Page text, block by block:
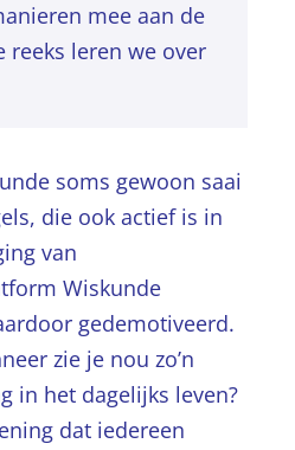
mee aan de
reeks leren we over
soms gewoon saai
die ook actief is in
van
Wiskunde
gedemotiveerd.
zie je nou zo’n
in het dagelijks leven?
dat iedereen